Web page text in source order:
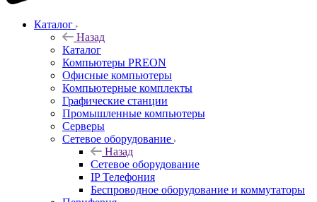
Каталог
Назад
Каталог
Компьютеры PREON
Офисные компьютеры
Компьютерные комплекты
Графические станции
Промышленные компьютеры
Серверы
Сетевое оборудование
Назад
Сетевое оборудование
IP Телефония
Беспроводное оборудование и коммутаторы